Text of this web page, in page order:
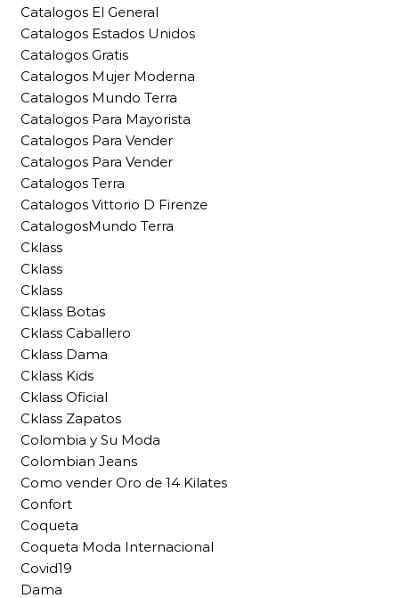
Catalogos El General
Catalogos Estados Unidos
Catalogos Gratis
Catalogos Mujer Moderna
Catalogos Mundo Terra
Catalogos Para Mayorista
Catalogos Para Vender
Catalogos Para Vender
Catalogos Terra
Catalogos Vittorio D Firenze
CatalogosMundo Terra
Cklass
Cklass
Cklass
Cklass Botas
Cklass Caballero
Cklass Dama
Cklass Kids
Cklass Oficial
Cklass Zapatos
Colombia y Su Moda
Colombian Jeans
Como vender Oro de 14 Kilates
Confort
Coqueta
Coqueta Moda Internacional
Covid19
Dama